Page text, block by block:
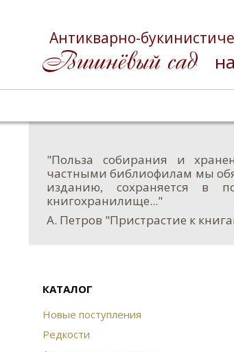
Антикварно-
"Польза собирания и
частными библиофилам мы
изданию, сохраняется в
книгохранилище..."
А. Петров "Пристрастие к
КАТАЛОГ
Новые поступления
Редкости